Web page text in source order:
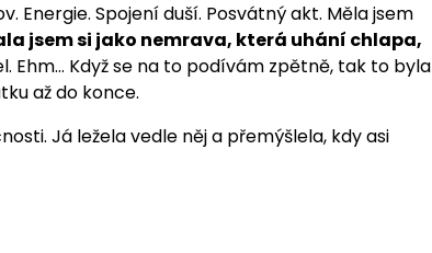
Energie. Spojení duší. Posvátný akt. Měla jsem
jsem si jako nemrava, která uhání chlapa,
Ehm… Když se na to podívám zpětně, tak to byla
až do konce.
Já ležela vedle něj a přemýšlela, kdy asi